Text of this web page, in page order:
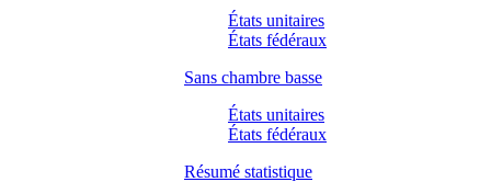
États unitaires
États fédéraux
Sans chambre basse
États unitaires
États fédéraux
Résumé statistique